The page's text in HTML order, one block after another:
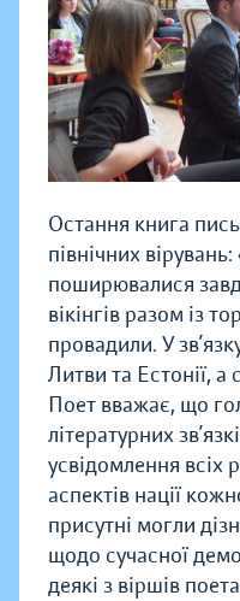
Остання книга
північних
поширювалися
вікінгів разом із
провадили. У
Литви та Естонії, а
Поет вважає, що
літературних
усвідомлення всіх
аспектів нації
присутні могли
щодо сучасної
деякі з віршів